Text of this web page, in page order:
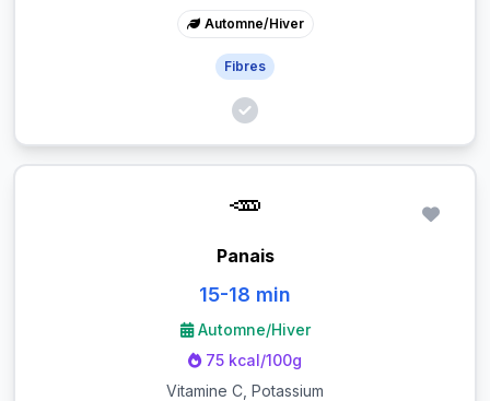
Automne/Hiver
Fibres
🥕
Panais
15-18 min
Automne/Hiver
75 kcal/100g
Vitamine C, Potassium